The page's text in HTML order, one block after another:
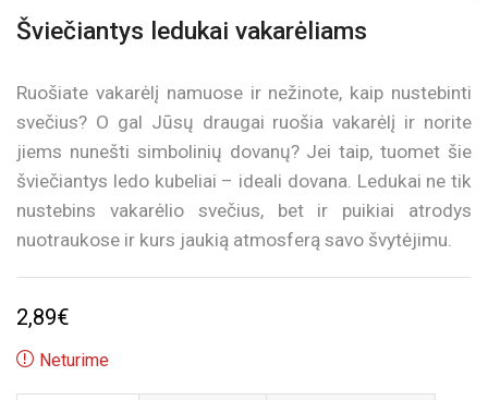
Šviečiantys ledukai vakarėliams
Ruošiate vakarėlį namuose ir nežinote, kaip nustebinti
svečius? O gal Jūsų draugai ruošia vakarėlį ir norite
jiems nunešti simbolinių dovanų? Jei taip, tuomet šie
šviečiantys ledo kubeliai – ideali dovana. Ledukai ne tik
nustebins vakarėlio svečius, bet ir puikiai atrodys
nuotraukose ir kurs jaukią atmosferą savo švytėjimu.
2,89€
Neturime